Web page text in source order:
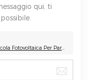
qui, ti
Nuovo Prodotto: Staffa Per Installazione Agricola Fotovoltaica Per Parco Solare